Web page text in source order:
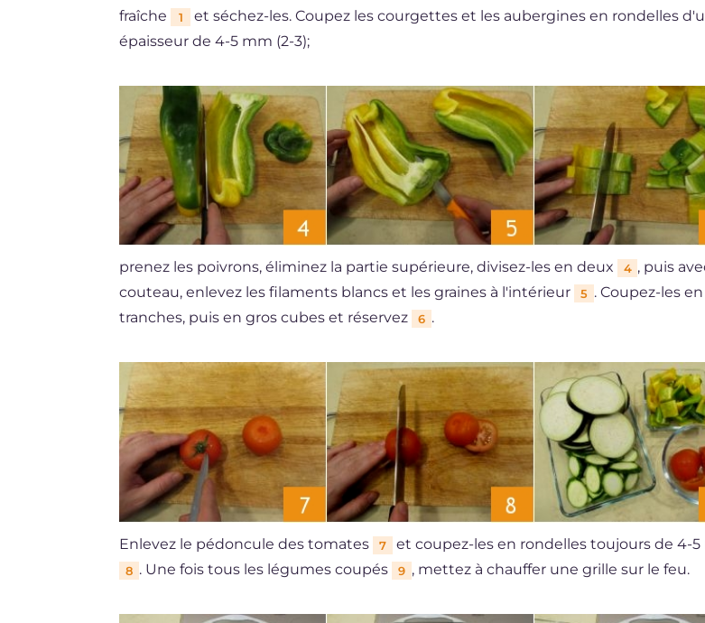
fraîche
1
et séchez-les. Coupez les courgettes et les aubergines en rondelles
épaisseur de 4-5 mm (2-3);
prenez les poivrons, éliminez la partie supérieure, divisez-les en deux 4 , puis
couteau, enlevez les filaments blancs et les graines à l'intérieur
5 . Coupez-les en
tranches, puis en gros cubes et réservez
6 .
Enlevez le pédoncule des tomates 7 et coupez-les en rondelles toujours de 4-
8 . Une fois tous les légumes coupés 9 , mettez à chauffer une grille sur le feu.